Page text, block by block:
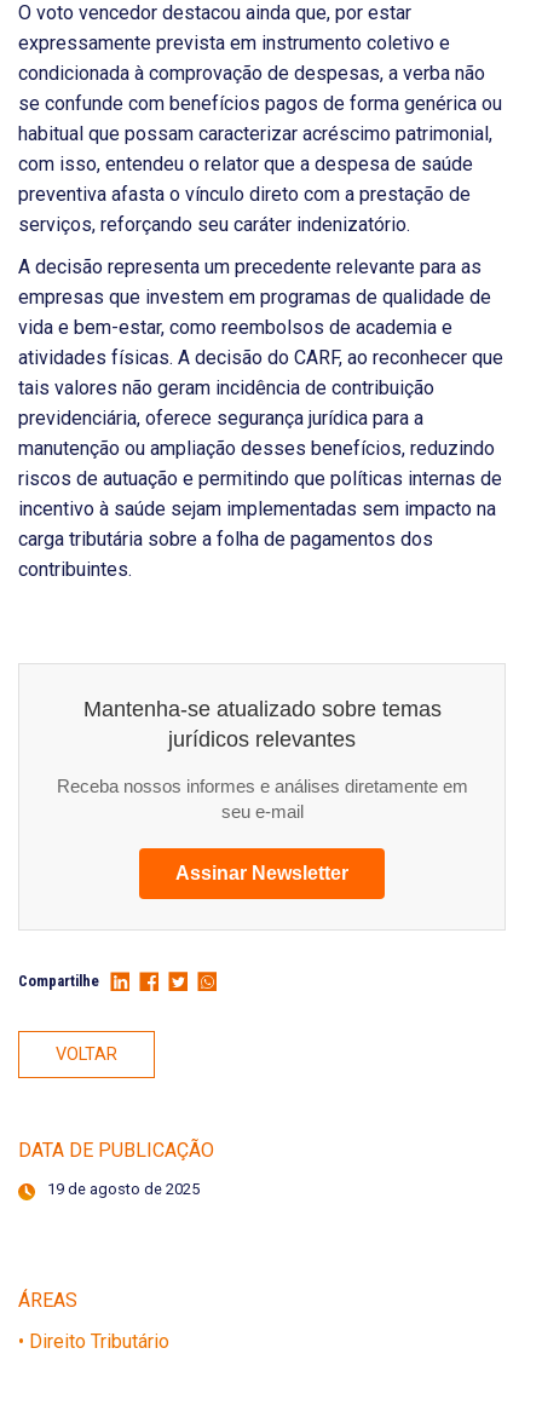
O voto vencedor destacou ainda que, por estar
expressamente prevista em instrumento coletivo e
condicionada à comprovação de despesas, a verba não
se confunde com benefícios pagos de forma genérica ou
habitual que possam caracterizar acréscimo patrimonial,
com isso, entendeu o relator que a despesa de saúde
preventiva afasta o vínculo direto com a prestação de
serviços, reforçando seu caráter indenizatório.
A decisão representa um precedente relevante para as
empresas que investem em programas de qualidade de
vida e bem-estar, como reembolsos de academia e
atividades físicas. A decisão do CARF, ao reconhecer que
tais valores não geram incidência de contribuição
previdenciária, oferece segurança jurídica para a
manutenção ou ampliação desses benefícios, reduzindo
riscos de autuação e permitindo que políticas internas de
incentivo à saúde sejam implementadas sem impacto na
carga tributária sobre a folha de pagamentos dos
contribuintes.
Mantenha-se atualizado sobre temas
jurídicos relevantes
Receba nossos informes e análises diretamente em
seu e-mail
Assinar Newsletter
Compartilhe
VOLTAR
DATA DE PUBLICAÇÃO
19 de agosto de 2025
ÁREAS
• Direito Tributário